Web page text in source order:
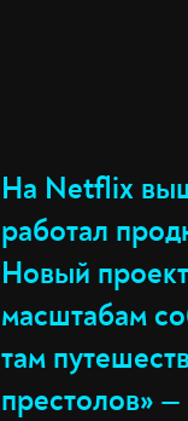
На Netflix
работал
Новый
масштабам
там
престолов»